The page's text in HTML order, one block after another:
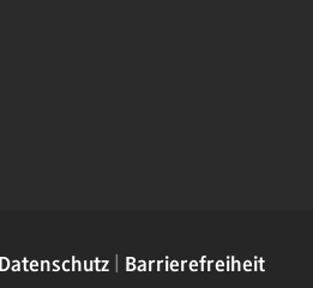
Datenschutz Barrierefreiheit